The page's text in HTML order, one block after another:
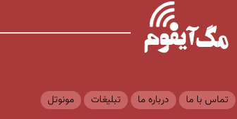
تماس با ما درباره ما تبلیغات مونوتل